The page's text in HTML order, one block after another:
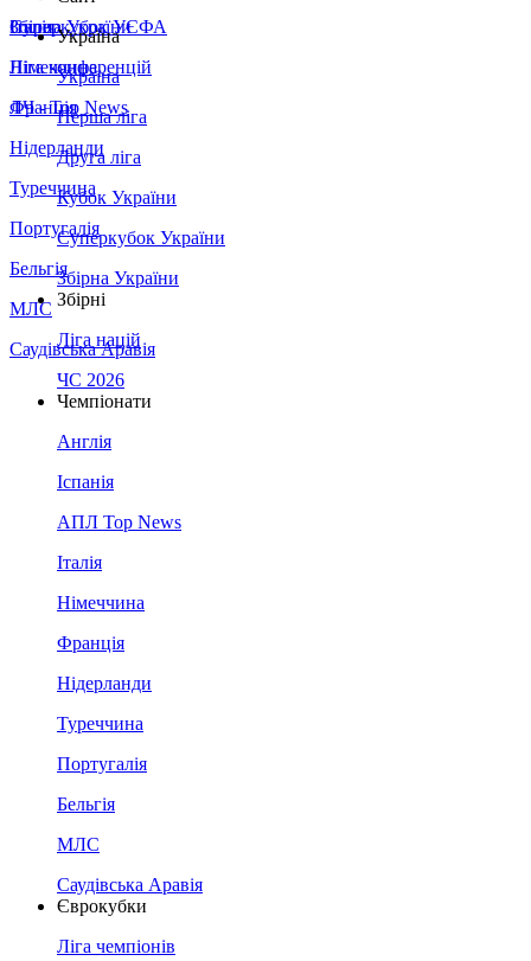
Збірна України
Італія
Німеччина
Франція
Нідерланди
Туреччина
Португалія
Бельгія
МЛС
Саудівська Аравія
Суперкубок УЄФА
Ліга конференцій
ЛЧ - Top News
Україна
Україна
Перша ліга
Друга ліга
Кубок України
Суперкубок України
Збірна України
Збірні
Ліга націй
ЧС 2026
Чемпіонати
Англія
Іспанія
АПЛ Top News
Італія
Німеччина
Франція
Нідерланди
Туреччина
Португалія
Бельгія
МЛС
Саудівська Аравія
Єврокубки
Ліга чемпіонів